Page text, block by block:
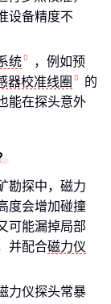
设备精度不
统
，例如预
器校准线圈
的
能在探头意外
勘探中，磁力
度会增加碰撞
可能漏掉局部
并配合磁力仪
力仪探头常暴